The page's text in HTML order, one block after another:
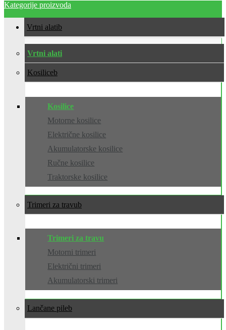
Kategorije proizvoda
Vrtni alati
Vrtni alati
Kosilice
Kosilice
Motorne kosilice
Električne kosilice
Akumulatorske kosilice
Ručne kosilice
Traktorske kosilice
Trimeri za travu
Trimeri za travu
Motorni trimeri
Električni trimeri
Akumulatorski trimeri
Lančane pile